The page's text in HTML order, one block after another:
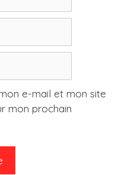
e-mail et mon site
mon prochain